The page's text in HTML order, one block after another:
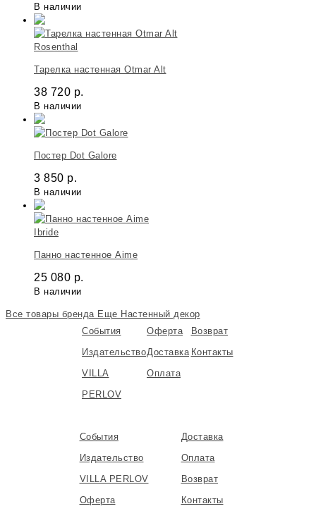
В наличии
Rosenthal
Тарелка настенная Otmar Alt
38 720 р.
В наличии
Постер Dot Galore
3 850 р.
В наличии
Ibride
Панно настенное Aime
25 080 р.
В наличии
Все товары бренда Еще Настенный декор
События
Издательство
VILLA
PERLOV
Оферта
Доставка
Оплата
Возврат
Контакты
События
Издательство
VILLA PERLOV
Оферта
Доставка
Оплата
Возврат
Контакты